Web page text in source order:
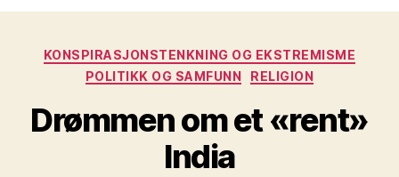
Kategorier
KONSPIRASJONSTENKNING OG EKSTREMISME
POLITIKK OG SAMFUNN
RELIGION
Drømmen om et «rent»
India